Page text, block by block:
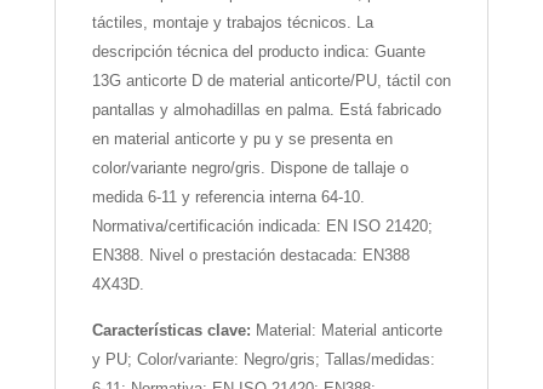
táctiles, montaje y trabajos técnicos. La
descripción técnica del producto indica: Guante
13G anticorte D de material anticorte/PU, táctil con
pantallas y almohadillas en palma. Está fabricado
en material anticorte y pu y se presenta en
color/variante negro/gris. Dispone de tallaje o
medida 6-11 y referencia interna 64-10.
Normativa/certificación indicada: EN ISO 21420;
EN388. Nivel o prestación destacada: EN388
4X43D.
Características clave: Material: Material anticorte
y PU; Color/variante: Negro/gris; Tallas/medidas: